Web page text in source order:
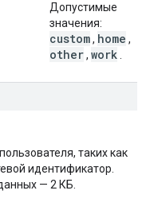
Допустимые
значения:
custom, home ,
other, work
таких как
идентификатор.
— 2 КБ.